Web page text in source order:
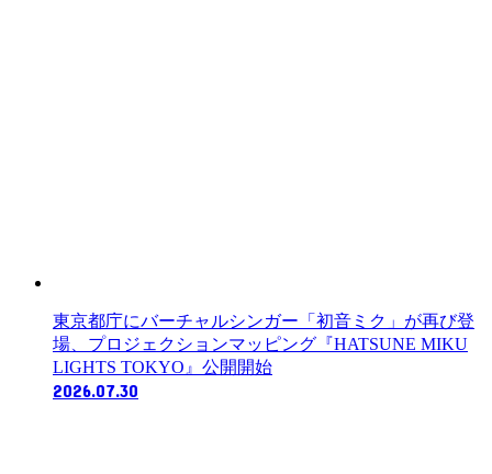
東京都庁にバーチャルシンガー「初音ミク」が再び登
場、プロジェクションマッピング『HATSUNE MIKU
LIGHTS TOKYO』公開開始
2026.07.30